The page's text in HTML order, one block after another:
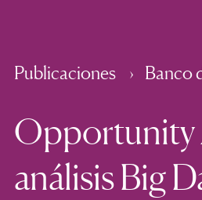
Publicaciones Banco
Opportunity
análisis Big